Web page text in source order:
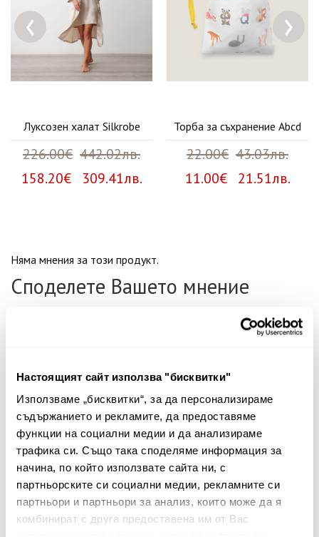
Настоящият сайт използва "бисквитки"
Използваме „бисквитки“, за да персонализираме
съдържанието и рекламите, да предоставяме
функции на социални медии и да анализираме
трафика си. Също така споделяме информация за
начина, по който използвате сайта ни, с
партньорските си социални медии, рекламните си
партньори и партньори за анализ, които може да я
комбинират с друга предоставена им от Вас
Луксозен халат Silkrobe
226.00€ 442.02лв.
158.20€ 309.41лв.
Торба за съхранение Abcd
22.00€ 43.03лв.
11.00€ 21.51лв.
‹ ›
Няма мнения за този продукт.
Споделете Вашето мнение
Вашият коментар:
Забележка: HTML не се поддържа!